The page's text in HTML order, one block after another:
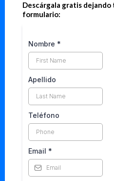
Descárgala gratis dejando
formulario:
Nombre *
Apellido
Teléfono
Email *